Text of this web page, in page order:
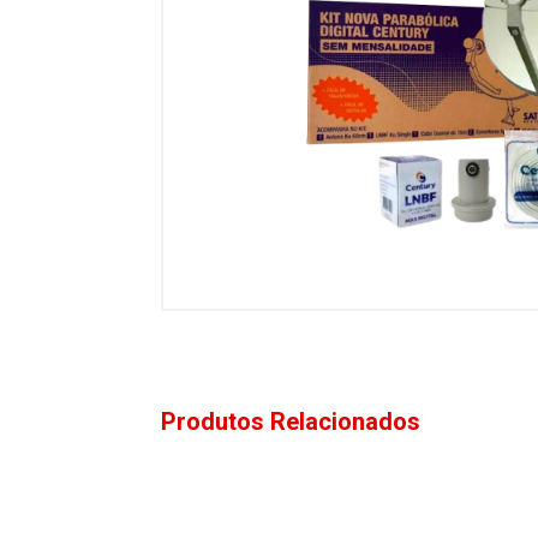
Produtos Relacionados